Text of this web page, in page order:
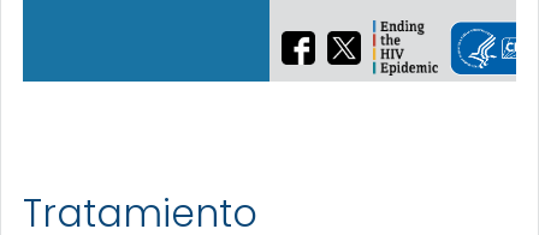
Tratamiento